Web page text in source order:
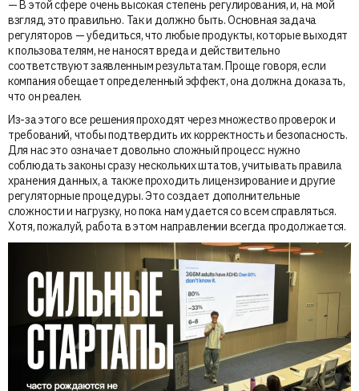
— В этой сфере очень высокая степень регулирования, и, на мой
взгляд, это правильно. Так и должно быть. Основная задача
регуляторов — убедиться, что любые продукты, которые выходят
к пользователям, не наносят вреда и действительно
соответствуют заявленным результатам. Проще говоря, если
компания обещает определенный эффект, она должна доказать,
что он реален.
Из-за этого все решения проходят через множество проверок и
требований, чтобы подтвердить их корректность и безопасность.
Для нас это означает довольно сложный процесс: нужно
соблюдать законы сразу нескольких штатов, учитывать правила
хранения данных, а также проходить лицензирование и другие
регуляторные процедуры. Это создает дополнительные
сложности и нагрузку, но пока нам удается со всем справляться.
Хотя, пожалуй, работа в этом направлении всегда продолжается.